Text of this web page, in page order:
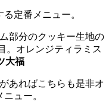
定番メニュー。
部分のクッキー生地の
。オレンジティラミス
大福
あればこちらも是非オ
ュー。